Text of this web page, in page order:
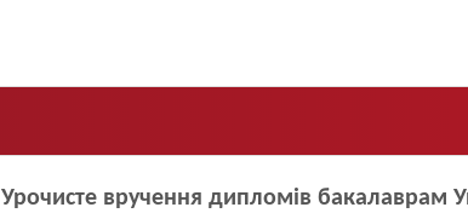
Урочисте вручення дипломів бакалаврам